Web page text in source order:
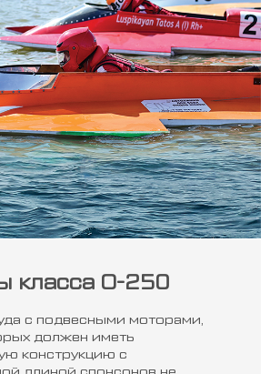
класса О-250
с подвесными моторами,
должен иметь
конструкцию с
длиной спонсонов не